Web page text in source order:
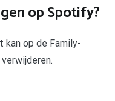
op Spotify?
kan op de Family-